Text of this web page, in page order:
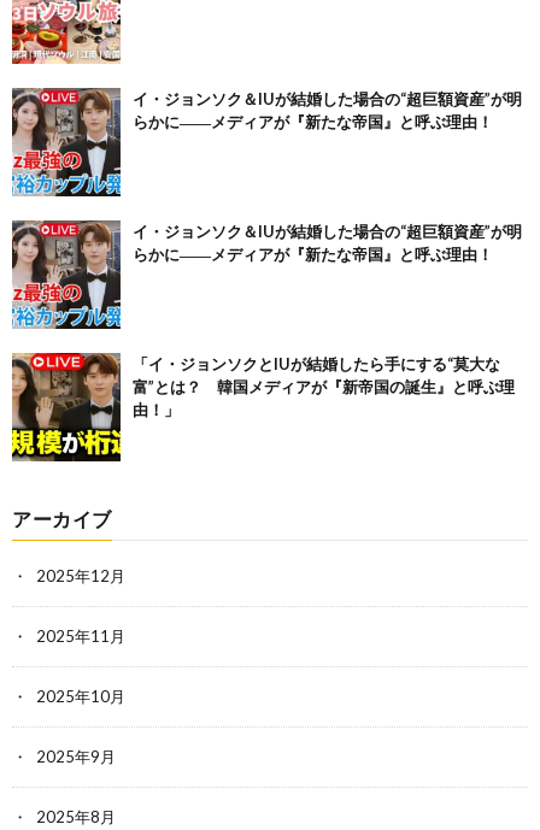
イ・ジョンソク＆IUが結婚した場合の“超巨額資産”が明
らかに――メディアが『新たな帝国』と呼ぶ理由！
イ・ジョンソク＆IUが結婚した場合の“超巨額資産”が明
らかに――メディアが『新たな帝国』と呼ぶ理由！
「イ・ジョンソクとIUが結婚したら手にする“莫大な
富”とは？ 韓国メディアが『新帝国の誕生』と呼ぶ理
由！」
アーカイブ
2025年12月
2025年11月
2025年10月
2025年9月
2025年8月